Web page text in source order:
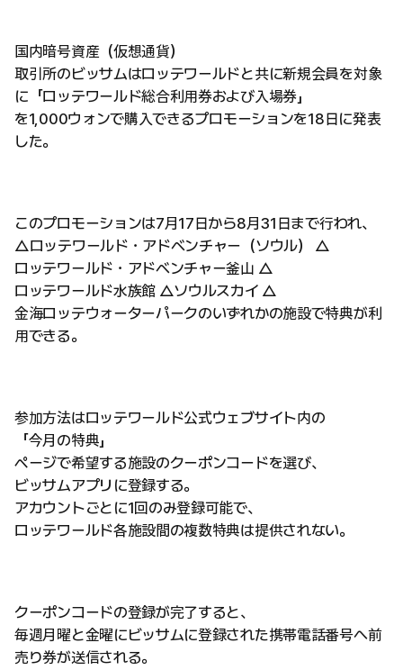
国内暗号資産（仮想通貨）
取引所のビッサムはロッテワールドと共に新規会員を対象
に「ロッテワールド総合利用券および入場券」
を1,000ウォンで購入できるプロモーションを18日に発表
した。
このプロモーションは7月17日から8月31日まで行われ、
△ロッテワールド・アドベンチャー（ソウル） △
ロッテワールド・アドベンチャー釜山 △
ロッテワールド水族館 △ソウルスカイ △
金海ロッテウォーターパークのいずれかの施設で特典が利
用できる。
参加方法はロッテワールド公式ウェブサイト内の
「今月の特典」
ページで希望する施設のクーポンコードを選び、
ビッサムアプリに登録する。
アカウントごとに1回のみ登録可能で、
ロッテワールド各施設間の複数特典は提供されない。
クーポンコードの登録が完了すると、
毎週月曜と金曜にビッサムに登録された携帯電話番号へ前
売り券が送信される。